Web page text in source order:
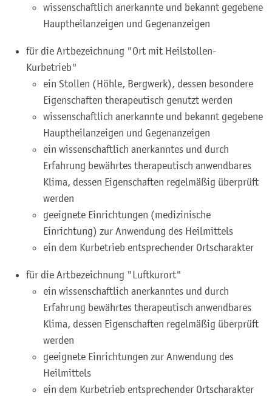
wissenschaftlich anerkannte und bekannt gegebene
Hauptheilanzeigen und Gegenanzeigen
für die Artbezeichnung "Ort mit Heilstollen-
Kurbetrieb"
ein Stollen (Höhle, Bergwerk), dessen besondere
Eigenschaften therapeutisch genutzt werden
wissenschaftlich anerkannte und bekannt gegebene
Hauptheilanzeigen und Gegenanzeigen
ein wissenschaftlich anerkanntes und durch
Erfahrung bewährtes therapeutisch anwendbares
Klima, dessen Eigenschaften regelmäßig überprüft
werden
geeignete Einrichtungen (medizinische
Einrichtung) zur Anwendung des Heilmittels
ein dem Kurbetrieb entsprechender Ortscharakter
für die Artbezeichnung "Luftkurort"
ein wissenschaftlich anerkanntes und durch
Erfahrung bewährtes therapeutisch anwendbares
Klima, dessen Eigenschaften regelmäßig überprüft
werden
geeignete Einrichtungen zur Anwendung des
Heilmittels
ein dem Kurbetrieb entsprechender Ortscharakter